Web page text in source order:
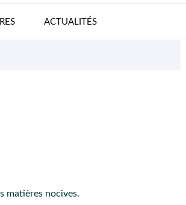
ACTUALITÉS
matières nocives.